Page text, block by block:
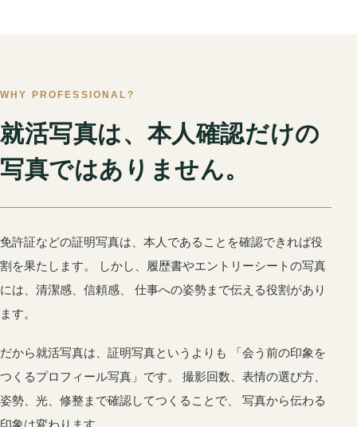
WHY PROFESSIONAL?
就活写真は、本人確認だけの
写真ではありません。
免許証などの証明写真は、本人であることを確認できれば役
割を果たします。 しかし、履歴書やエントリーシートの写真
には、清潔感、信頼感、 仕事への姿勢まで伝える役割があり
ます。
だから就活写真は、証明写真というよりも 「会う前の印象を
つくるプロフィール写真」です。 撮影回数、表情の選び方、
姿勢、光、修整まで確認してつくることで、 写真から伝わる
印象は変わります。